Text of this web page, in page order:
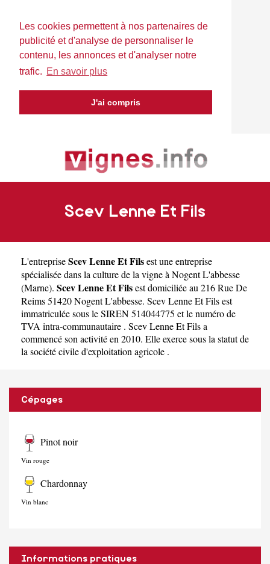
Les cookies permettent à nos partenaires de
publicité et d'analyse de personnaliser le
contenu, les annonces et d'analyser notre
trafic. En savoir plus
J'ai compris
Scev Lenne Et Fils
L'entrepriseScev Lenne Et Filsest uneentreprise
spécialisée dans la culture de la vigne à Nogent L'abbesse
(Marne). Scev Lenne Et Filsest domiciliée au 216 Rue De
Reims 51420 Nogent L'abbesse. Scev Lenne Et Fils est
immatriculée sous le SIREN 514044775 et le numéro de
TVA intra-communautaire . Scev Lenne Et Fils a
commencé son activité en 2010. Elle exerce sous la statut de
la société civile d'exploitation agricole .
Cépages
Pinot noir
Vin rouge
Chardonnay
Vin blanc
Informations pratiques